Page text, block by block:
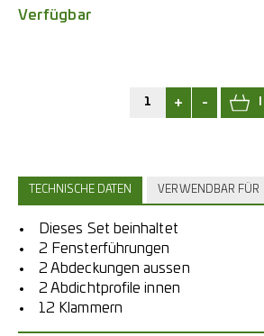
Verfügbar
+ -
TECHNISCHE DATEN VERWENDBAR FÜR
Dieses Set beinhaltet
2 Fensterführungen
2 Abdeckungen aussen
2 Abdichtprofile innen
12 Klammern